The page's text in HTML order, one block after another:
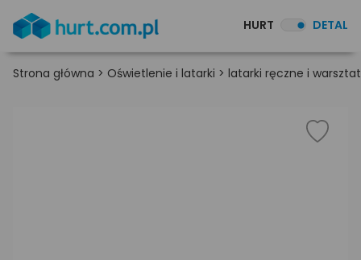
HURT DETAL
Strona główna > Oświetlenie i latarki > latarki ręczne i